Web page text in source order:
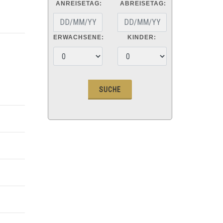
ANREISETAG: ABREISETAG:
ERWACHSENE: KINDER: